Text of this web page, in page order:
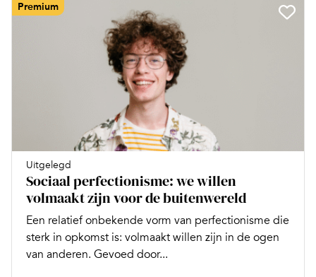
Premium
Uitgelegd
Sociaal perfectionisme: we willen
volmaakt zijn voor de buitenwereld
Een relatief onbekende vorm van perfectionisme die
sterk in opkomst is: volmaakt willen zijn in de ogen
van anderen. Gevoed door...